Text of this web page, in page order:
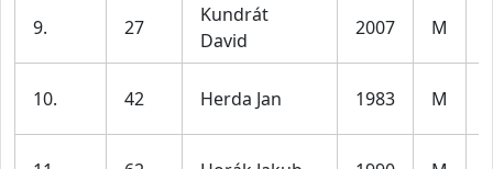
9. 27
Kundrát
David
2007 M
10. 42 Herda Jan 1983 M